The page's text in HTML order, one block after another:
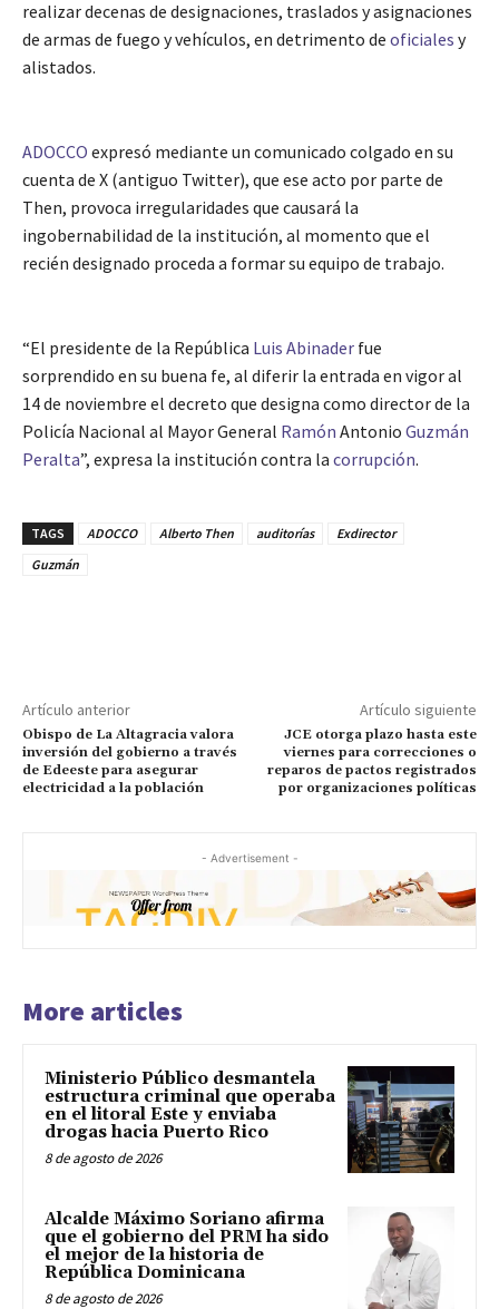
realizar decenas de designaciones, traslados y asignaciones
de armas de fuego y vehículos, en detrimento de oficiales y
alistados.
ADOCCO expresó mediante un comunicado colgado en su
cuenta de X (antiguo Twitter), que ese acto por parte de
Then, provoca irregularidades que causará la
ingobernabilidad de la institución, al momento que el
recién designado proceda a formar su equipo de trabajo.
“El presidente de la República Luis Abinader fue
sorprendido en su buena fe, al diferir la entrada en vigor al
14 de noviembre el decreto que designa como director de la
Policía Nacional al Mayor General Ramón Antonio Guzmán
Peralta”, expresa la institución contra la corrupción.
TAGS ADOCCO Alberto Then auditorías
Exdirector
Guzmán
Artículo anterior
Obispo de La Altagracia valora
inversión del gobierno a través
de Edeeste para asegurar
electricidad a la población
Artículo siguiente
JCE otorga plazo hasta este
viernes para correcciones o
reparos de pactos registrados
por organizaciones políticas
- Advertisement -
More articles
Ministerio Público desmantela
estructura criminal que operaba
en el litoral Este y enviaba
drogas hacia Puerto Rico
8 de agosto de 2026
Alcalde Máximo Soriano afirma
que el gobierno del PRM ha sido
el mejor de la historia de
República Dominicana
8 de agosto de 2026